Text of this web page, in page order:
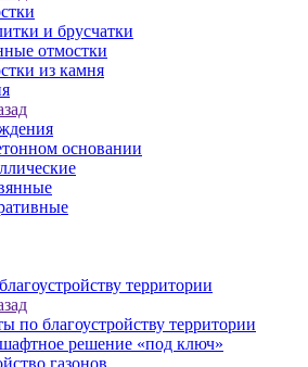
и брусчатки
отмостки
из камня
основании
территории
по благоустройству территории
решение «под ключ»
газонов